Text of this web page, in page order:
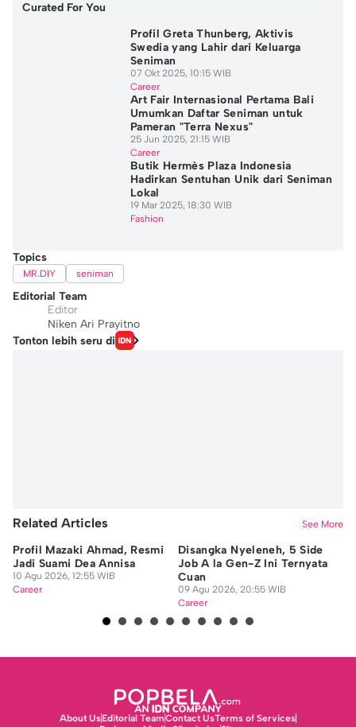
Curated For You
Profil Greta Thunberg, Aktivis
Swedia yang Lahir dari Keluarga
Seniman
07 Okt 2025, 10:15 WIB
Career
Art Fair Internasional Pertama Bali
Umumkan Daftar Seniman untuk
Pameran "Terra Nexus"
25 Jun 2025, 21:15 WIB
Career
Butik Hermès Plaza Indonesia
Hadirkan Sentuhan Unik dari Seniman
Lokal
19 Mar 2025, 18:30 WIB
Fashion
Topics
MR.DIY seniman
Editorial Team
Editor
Niken Ari Prayitno
Tonton lebih seru di
Related Articles See More
Profil Mazaki Ahmad, Resmi
Jadi Suami Dea Annisa
10 Agu 2026, 12:55 WIB
Career
Disangka Nyeleneh, 5 Side
Job A la Gen-Z Ini Ternyata
Cuan
09 Agu 2026, 20:55 WIB
Career
About UsEditorial TeamContact UsTerms of Services